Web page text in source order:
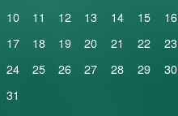
10
11 12 13 14 15
16
17
18 19 20 21 22
23
24
25 26 27 28 29
30
31